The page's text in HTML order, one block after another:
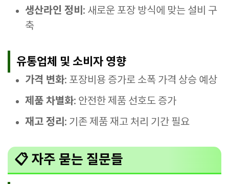
생산라인 정비 : 새로운 포장 방식에 맞는 설비 구
축
유통업체 및 소비자 영향
가격 변화: 포장비용 증가로 소폭 가격 상승 예상
제품 차별화: 안전한 제품 선호도 증가
재고 정리 : 기존 제품 재고 처리 기간 필요
📋 자주 묻는 질문들